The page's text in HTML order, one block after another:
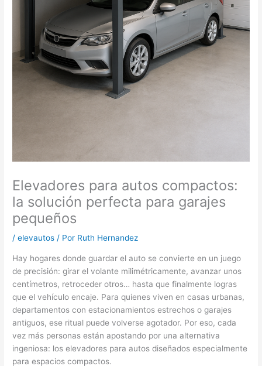
Elevadores para autos compactos:
la solución perfecta para garajes
pequeños
/elevautos / Por Ruth Hernandez
Hay hogares donde guardar el auto se convierte en un juego
de precisión: girar el volante milimétricamente, avanzar unos
centímetros, retroceder otros… hasta que finalmente logras
que el vehículo encaje. Para quienes viven en casas urbanas,
departamentos con estacionamientos estrechos o garajes
antiguos, ese ritual puede volverse agotador. Por eso, cada
vez más personas están apostando por una alternativa
ingeniosa: los elevadores para autos diseñados especialmente
para espacios compactos.